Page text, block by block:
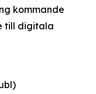
kommande
till digitala